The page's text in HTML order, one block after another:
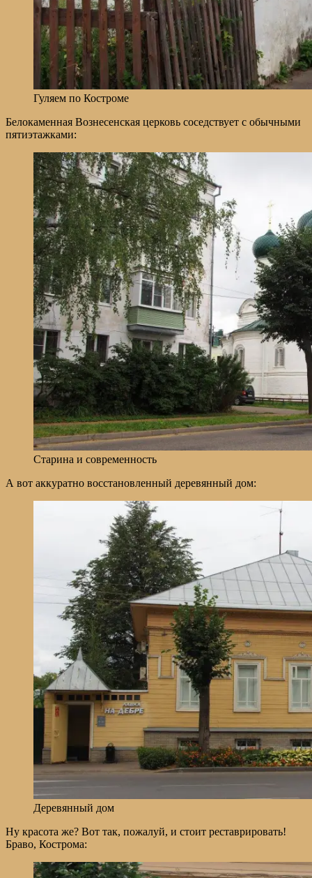
Гуляем по Костроме
Белокаменная Вознесенская церковь соседствует с обычными
пятиэтажками:
Старина и современность
А вот аккуратно восстановленный деревянный дом:
Деревянный дом
Ну красота же? Вот так, пожалуй, и стоит реставрировать!
Браво, Кострома: